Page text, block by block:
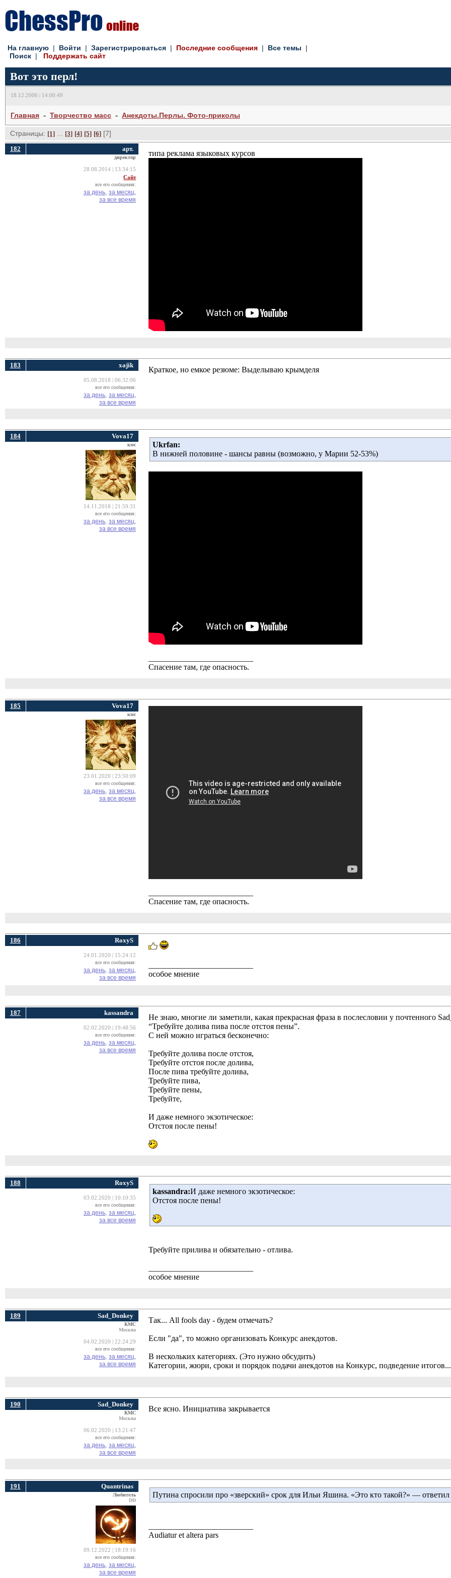
На главную | Войти | Зарегистрироваться | Последние сообщения | Все темы |
Поиск | Поддержать сайт
Вот это перл!
18.12.2006 | 14:00:49
Главная - Творчество масс - Анекдоты.Перлы. Фото-приколы
Страницы: [1] [3] [4] [5] [6] [7]
182 арт.
директор
28.08.2014 | 13:34:15
Сайт
все его сообщения:
за день, за месяц,
за все время
типа реклама языковых курсов
183 xajik
05.08.2018 | 06:32:06
все его сообщения:
за день, за месяц,
за все время
Краткое, но емкое резюме: Выделываю крымделя
184 Vova17
кмс
14.11.2018 | 21:59:31
все его сообщения:
за день, за месяц,
за все время
Ukrfan:
В нижней половине - шансы равны (возможно, у Марии 52-53%)
Спасение там, где опасность.
185 Vova17
кмс
23.01.2020 | 23:50:09
все его сообщения:
за день, за месяц,
за все время
Спасение там, где опасность.
186 RoxyS
24.01.2020 | 15:24:12
все его сообщения:
за день, за месяц,
за все время
особое мнение
187 kassandra
02.02.2020 | 19:48:56
все его сообщения:
за день, за месяц,
за все время
Не знаю, многие ли заметили, какая прекрасная фраза в послесловии у почтенного
“Требуйте долива пива после отстоя пены”.
С ней можно играться бесконечно:
Требуйте долива после отстоя,
Требуйте отстоя после долива,
После пива требуйте долива,
Требуйте пива,
Требуйте пены,
Требуйте,
И даже немного экзотическое:
Отстоя после пены!
188 RoxyS
03.02.2020 | 10:10:35
все его сообщения:
за день, за месяц,
за все время
kassandra:И даже немного экзотическое:
Отстоя после пены!
Требуйте прилива и обязательно - отлива.
особое мнение
189 Sad_Donkey
КМС
Москва
04.02.2020 | 22:24:29
все его сообщения:
за день, за месяц,
за все время
Так... All fools day - будем отмечать?
Если "да", то можно организовать Конкурс анекдотов.
В нескольких категориях. (Это нужно обсудить)
Категории, жюри, сроки и порядок подачи анекдотов на Конкурс, подведение
190 Sad_Donkey
КМС
Москва
06.02.2020 | 13:21:47
все его сообщения:
за день, за месяц,
за все время
Все ясно. Инициатива закрывается
191 Quantrinas
Любитель
DD
09.12.2022 | 18:19:16
все его сообщения:
за день, за месяц,
за все время
Путина спросили про «зверский» срок для Ильи Яшина. «Это кто такой?» — ответил
Audiatur et altera pars